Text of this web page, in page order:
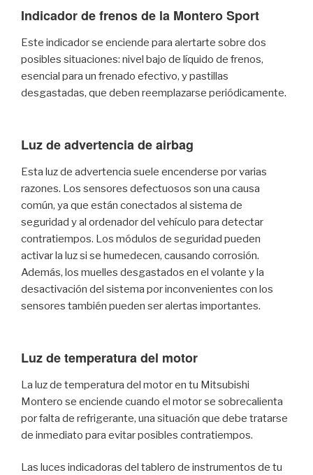
Indicador de frenos de la Montero Sport
Este indicador se enciende para alertarte sobre dos
posibles situaciones: nivel bajo de líquido de frenos,
esencial para un frenado efectivo, y pastillas
desgastadas, que deben reemplazarse periódicamente.
Luz de advertencia de airbag
Esta luz de advertencia suele encenderse por varias
razones. Los sensores defectuosos son una causa
común, ya que están conectados al sistema de
seguridad y al ordenador del vehículo para detectar
contratiempos. Los módulos de seguridad pueden
activar la luz si se humedecen, causando corrosión.
Además, los muelles desgastados en el volante y la
desactivación del sistema por inconvenientes con los
sensores también pueden ser alertas importantes.
Luz de temperatura del motor
La luz de temperatura del motor en tu Mitsubishi
Montero se enciende cuando el motor se sobrecalienta
por falta de refrigerante, una situación que debe tratarse
de inmediato para evitar posibles contratiempos.
Las luces indicadoras del tablero de instrumentos de tu